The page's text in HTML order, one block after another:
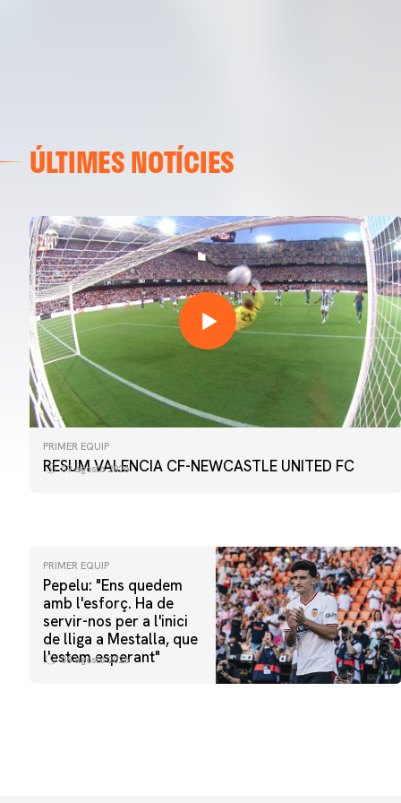
ÚLTIMES NOTÍCIES
PRIMER EQUIP
RESUM VALENCIA CF-NEWCASTLE UNITED FC
09 agosto 2026
PRIMER EQUIP
Pepelu: "Ens quedem
amb l'esforç. Ha de
servir-nos per a l'inici
de lliga a Mestalla, que
l'estem esperant"
08 agosto 2026